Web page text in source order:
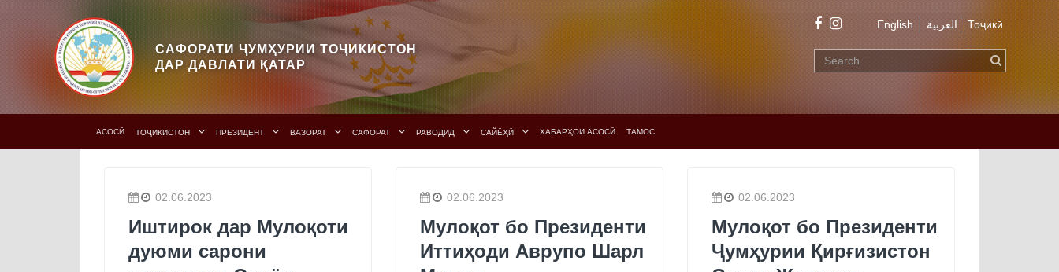
САФОРАТИ ҶУМҲУРИИ ТОҶИКИСТОН
ДАР ДАВЛАТИ ҚАТАР
English العربية Тоҷикӣ
АСОСӢ ТОҶИКИСТОН ПРЕЗИДЕНТ ВАЗОРАТ САФОРАТ РАВОДИД САЙЁҲӢ ХАБАРҲОИ АСОСӢ ТАМОС
02.06.2023
Иштирок дар Мулоқоти
дуюми сарони
02.06.2023
Мулоқот бо Президенти
Иттиҳоди Аврупо Шарл
02.06.2023
Мулоқот бо Президенти
Ҷумҳурии Қирғизистон